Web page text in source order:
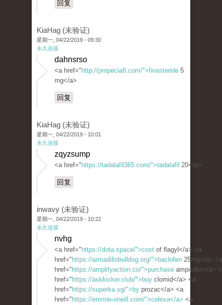
回复
KiaHag (未验证)
星期一, 04/22/2019 - 09:30
永久连接
dahnsrso
<a href=" http://propecia8.com/">finasteride 5
mg</a>
回复
KiaHag (未验证)
星期一, 04/22/2019 - 10:01
永久连接
zqyzsump
<a href=" https://tadalafil365.com/">tadalafil 20</a>
回复
inwavy (未验证)
星期一, 04/22/2019 - 10:22
永久连接
nvhg
<a href=" https://dota.space/">cost of flagyl</a> <a
href=" https://armadillobulldog.org/">baclofen 25mg</a> <a
href=" https://amplifyaction.co/">purchase ampicillin</a>
href=" https://askkicker.club/">buy clomid</a> <a
href=" https://superka.sg/">by prozac</a> <a
href=" https://emmie-oneill.com/">celexa</a> <a